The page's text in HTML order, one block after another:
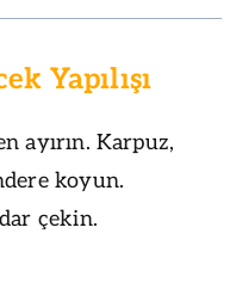
Yapılışı
ayırın. Karpuz,
koyun.
çekin.